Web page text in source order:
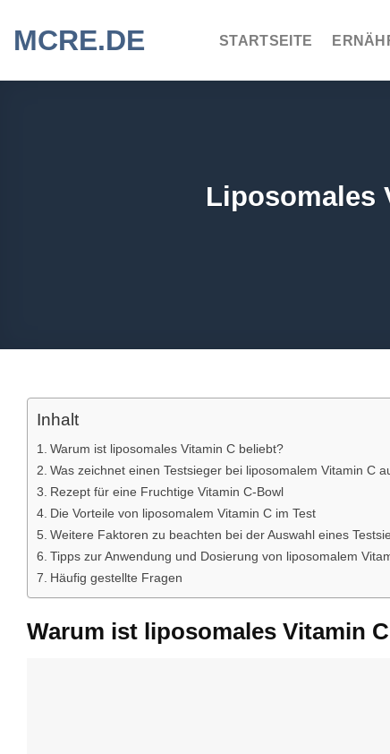
Inhalt
springen
MCRE.DE STARTSEITE
Liposomales
Inhalt
Warum ist liposomales Vitamin C beliebt?
Was zeichnet einen Testsieger bei liposomalem Vitamin C
Rezept für eine Fruchtige Vitamin C-Bowl
Die Vorteile von liposomalem Vitamin C im Test
Weitere Faktoren zu beachten bei der Auswahl eines
Tipps zur Anwendung und Dosierung von liposomalem
Häufig gestellte Fragen
Warum ist liposomales Vitamin